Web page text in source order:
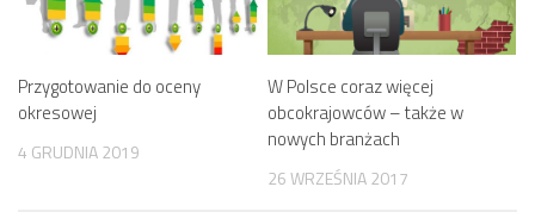
Przygotowanie do oceny
okresowej
4 GRUDNIA 2019
W Polsce coraz więcej
obcokrajowców – także w
nowych branżach
26 WRZEŚNIA 2017